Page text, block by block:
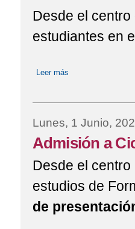
Desde el
estudiantes en
Leer más
Lunes, 1 Junio,
Admisión a
Desde el
estudios de
de